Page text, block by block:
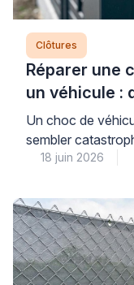
Clôtures
Réparer une
un véhicule :
?
Un choc de
sembler
que des
nécessairement
réparation réussie
des dégâts réels –
alignement
18 juin 2026